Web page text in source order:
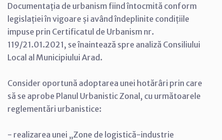
Documentația de urbanism fiind întocmită conform
legislației în vigoare și având îndeplinite condițiile
impuse prin Certificatul de Urbanism nr.
119/21.01.2021, se înaintează spre analiză Consiliului
Local al Municipiului Arad.
Consider oportună adoptarea unei hotărâri prin care
să se aprobe Planul Urbanistic Zonal, cu următoarele
reglementări urbanistice:
- realizarea unei „Zone de logistică-industrie